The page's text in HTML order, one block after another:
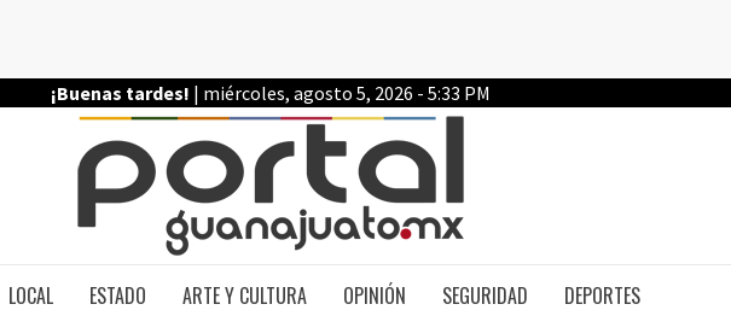
¡Buenas tardes! | miércoles, agosto 5, 2026 - 5:33 PM
LOCAL ESTADO ARTE Y CULTURA OPINIÓN SEGURIDAD DEPORTES